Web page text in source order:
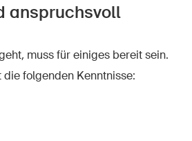
anspruchsvoll
muss für einiges bereit sein.
folgenden Kenntnisse: